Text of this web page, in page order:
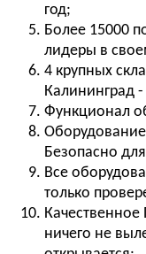
год;
Более 15000
лидеры в
4 крупных
Калининград -
Функционал
Безопасно
Все
только
ничего не